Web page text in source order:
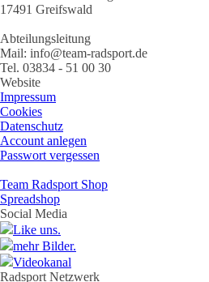
17491 Greifswald
Abteilungsleitung
Mail: info@team-radsport.de
Tel. 03834 - 51 00 30
Website
Impressum
Cookies
Datenschutz
Account anlegen
Passwort vergessen
Team Radsport Shop
Spreadshop
Social Media
Like uns.
mehr Bilder.
Videokanal
Radsport Netzwerk